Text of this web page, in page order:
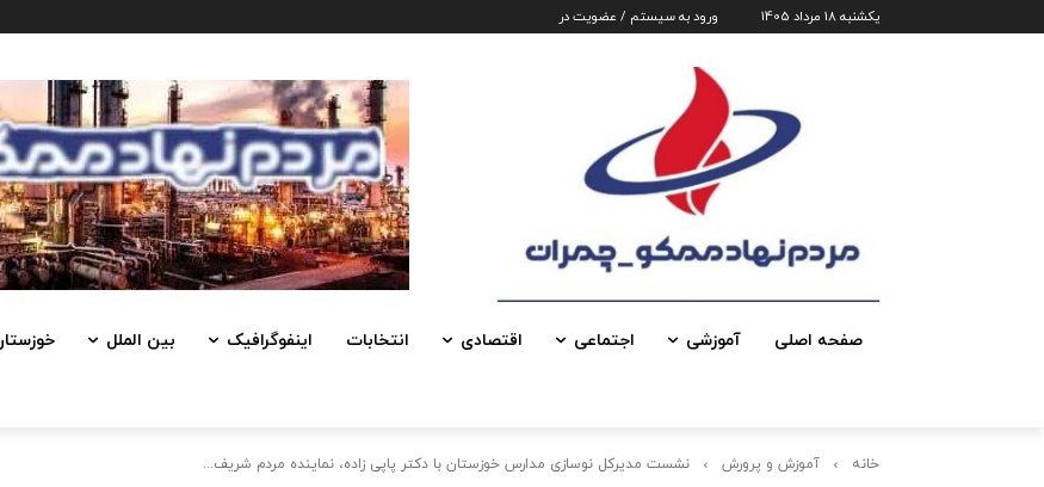
یکشنبه 18 مرداد 1405 ورود به سیستم / عضویت در
صفحه اصلی آموزشی اجتماعی اقتصادی انتخابات اینفوگرافیک بین الملل
خانه آموزش و پرورش نشست مدیرکل نوسازی مدارس خوزستان با دکتر پاپی زاده، نماینده مردم شریف...